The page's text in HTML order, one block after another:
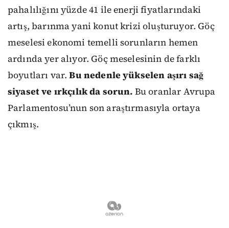
pahalılığını yüzde 41 ile enerji fiyatlarındaki
artış, barınma yani konut krizi oluşturuyor. Göç
meselesi ekonomi temelli sorunların hemen
ardında yer alıyor. Göç meselesinin de farklı
boyutları var.Bu nedenle yükselen aşırı sağ
siyaset ve ırkçılık da sorun. Bu oranlar Avrupa
Parlamentosu’nun son araştırmasıyla ortaya
çıkmış.